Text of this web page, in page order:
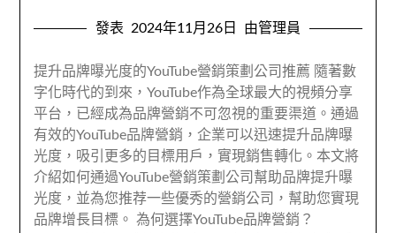
發表 2024年11月26日 由管理員
提升品牌曝光度的YouTube營銷策劃公司推薦 隨著數
字化時代的到來，YouTube作為全球最大的視頻分享
平台，已經成為品牌營銷不可忽視的重要渠道。通過
有效的YouTube品牌營銷，企業可以迅速提升品牌曝
光度，吸引更多的目標用戶，實現銷售轉化。本文將
介紹如何通過YouTube營銷策劃公司幫助品牌提升曝
光度，並為您推荐一些優秀的營銷公司，幫助您實現
品牌增長目標。 為何選擇YouTube品牌營銷？